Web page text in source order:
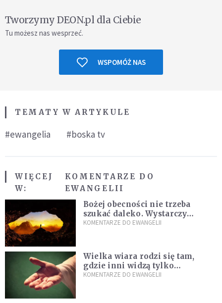
Tworzymy DEON.pl dla Ciebie
Tu możesz nas wesprzeć.
WSPOMÓŻ NAS
TEMATY W ARTYKULE
#ewangelia #boska tv
WIĘCEJ
W:
KOMENTARZE DO
EWANGELII
Bożej obecności nie trzeba
szukać daleko. Wystarczy
nauczyć się słuchać
KOMENTARZE DO EWANGELII
Wielka wiara rodzi się tam,
gdzie inni widzą tylko
przeszkody
KOMENTARZE DO EWANGELII